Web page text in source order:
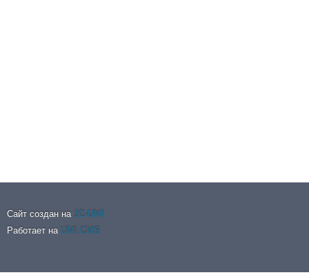
Сайт создан на 1C-UMI
Работает на UMI.CMS